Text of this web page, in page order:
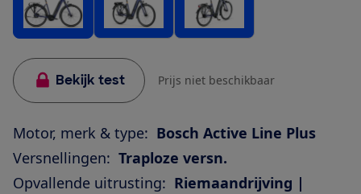
Bekijk test Prijs niet beschikbaar
Motor, merk & type: Bosch Active Line Plus
Versnellingen: Traploze versn.
Opvallende uitrusting: Riemaandrijving |